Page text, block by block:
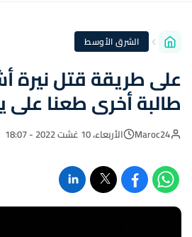
الشرق الأوسط
على طريقة قتل نيرة
طالبة أخرى طعنا على
Maroc24 الأربعاء، 10 غشت 2022 - 18:07